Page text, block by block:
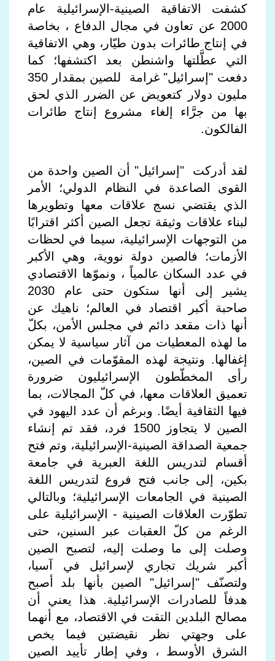
كشفت الاتفاقية الصينية-الإسرائيلية عام
2000 عن تعاون في مجال الدفاع ، بخاصة
في إنتاج طائرات بدون طيّار، وهي الاتفاقية
التي عطَّلتها واشنطن بعد اكتشفها؛ كما
دفعت "إسرائيل" غرامة للصين بمقدار 350
مليون دولار كتعويض عن الضرر الذي لحق
بها من جرَّاء إلغاء مشروع إنتاج طائرات
الفالكون.
لقد أدركت "إسرائيل" أن الصين واحدة من
القوى الصاعدة في النظام الدولي؛ الأمر
الذي يقتضي نسج علاقات معها وتطويرها
لبناء علاقات وثيقة تجعل الصين أكثر اقترابًا
من التوجهات الإسرائيلية، سيما في لحظات
الأزمات؛ فالصين دولة نووية، وهي الأكبر
في عدد السكان عالمياً ، ونموّها الاقتصادي
يشير إلى أنها ستكون حتى عام 2030
صاحبة أكبر اقتصاد في العالم؛ ناهيك عن
أنها ذات مقعد دائم في مجلس الأمن، بكلّ
ما لهذه المعطيات من آثار سياسية لا يمكن
إغفالها. ونتيجة لهذه المقوّمات في الصين،
رأى المخطّطون الإسرائيليون ضرورة
تعميق العلاقات معها، في كلّ المجالات، بما
فيها الثقافية أيضًا. وبرغم أن عدد اليهود في
الصين لا يتجاوز 1500 فرد، فقد تم إنشاء
جمعية الصداقة الصينية-الإسرائيلية، وتم فتح
أقسام لتدريس اللغة العبرية في جامعة
بكين، إلى جانب فتح فروع لتدريس اللغة
الصينية في الجامعات الإسرائيلية؛ وبالتالي
تطوّرت العلاقات الصينية - الإسرائيلية على
الرغم من كلّ العقبات عبر السنين، حتى
وصلت إلى ما وصلت إليه، لتصبح الصين
أكبر شريك تجاري لإسرائيل في آسيا،
ولتصنّف "إسرائيل" الصين بأنها بلد أصبح
هدفاً للصادرات الإسرائيلية. هذا يعني أن
مصالح البلدين التقت في الاقتصاد، مع أنهما
على وجهتي نظر نقيضتين فيما يخص
الشرق الأوسط ، وفي إطار تأييد الصين